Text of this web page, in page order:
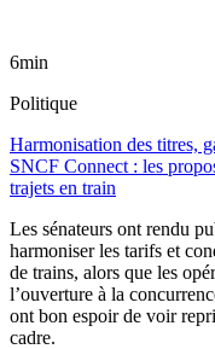
6min
Politique
Harmonisation des titres,
SNCF Connect : les
trajets en train
Les sénateurs ont rendu
harmoniser les tarifs et
de trains, alors que les
l’ouverture à la
ont bon espoir de voir
cadre.